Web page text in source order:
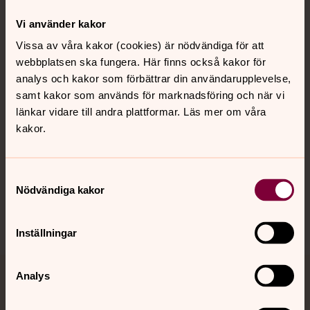
Vi använder kakor
Vissa av våra kakor (cookies) är nödvändiga för att
webbplatsen ska fungera. Här finns också kakor för
analys och kakor som förbättrar din användarupplevelse,
samt kakor som används för marknadsföring och när vi
länkar vidare till andra plattformar. Läs mer om våra
kakor.
Nödvändiga kakor
Inställningar
Analys
Kontakt
Kalender
Hitta snabbt
Jourhavande präst